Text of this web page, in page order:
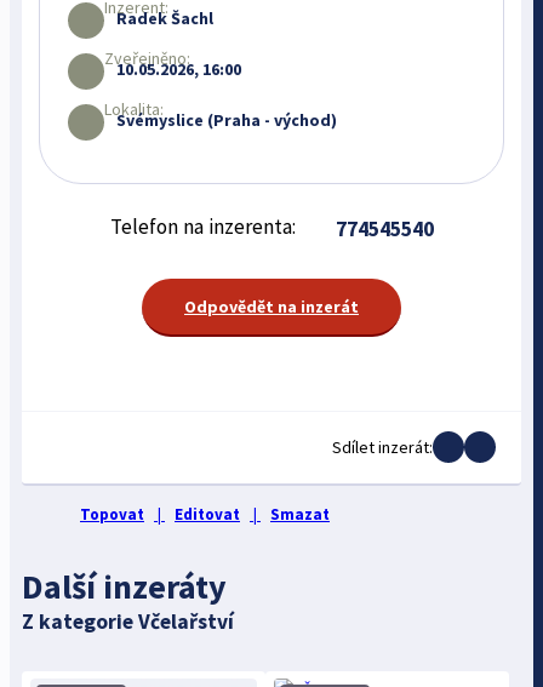
Inzerent:
Radek Šachl
Zveřejněno:
10.05.2026, 16:00
Lokalita:
Svémyslice (Praha - východ)
Telefon na inzerenta: 774545540
Odpovědět na inzerát
Sdílet inzerát:
Topovat | Editovat | Smazat
Další inzeráty
Z kategorie Včelařství